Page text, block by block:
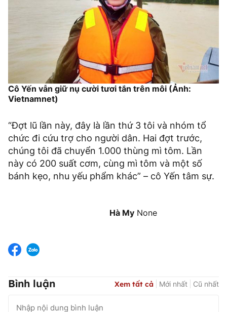
Cô Yến vẫn giữ nụ cười tươi tắn trên môi (Ảnh:
Vietnamnet)
“Đợt lũ lần này, đây là lần thứ 3 tôi và nhóm tổ
chức đi cứu trợ cho người dân. Hai đợt trước,
chúng tôi đã chuyển 1.000 thùng mì tôm. Lần
này có 200 suất cơm, cùng mì tôm và một số
bánh kẹo, nhu yếu phẩm khác” – cô Yến tâm sự.
Hà My None
Bình luận Xem tất cả Mới nhất Cũ nhất